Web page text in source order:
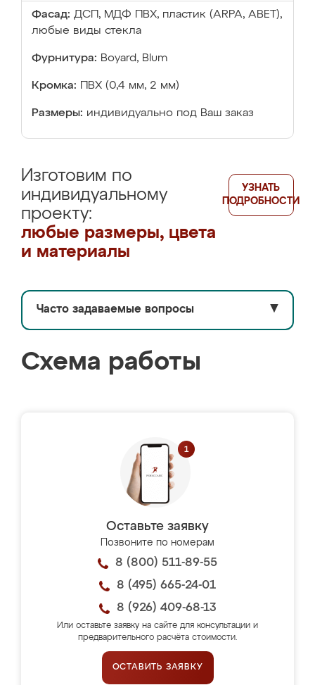
Фасад: ДСП, МДФ ПВХ, пластик (ARPA, ABET),
любые виды стекла
Фурнитура: Boyard, Blum
Кромка: ПВХ (0,4 мм, 2 мм)
Размеры: индивидуально под Ваш заказ
Изготовим по
индивидуальному
проекту:
любые размеры, цвета
и материалы
УЗНАТЬ
ПОДРОБНОСТИ
Часто задаваемые вопросы ▼
Схема работы
Оставьте заявку
Позвоните по номерам
8 (800) 511-89-55
8 (495) 665-24-01
8 (926) 409-68-13
Или оставьте заявку на сайте для консультации и
предварительного расчёта стоимости.
ОСТАВИТЬ ЗАЯВКУ